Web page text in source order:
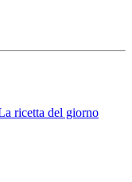
ricetta del giorno